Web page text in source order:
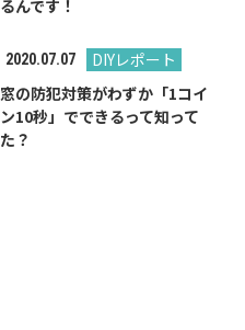
るんです！
2020.07.07
DIYレポート
窓の防犯対策がわずか「1コイ
ン10秒」でできるって知って
た？